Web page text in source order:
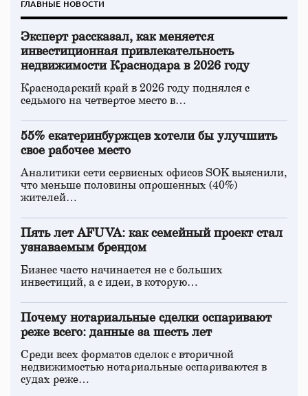
ГЛАВНЫЕ НОВОСТИ
Эксперт рассказал, как меняется
инвестиционная привлекательность
недвижимости Краснодара в 2026 году
Краснодарский край в 2026 году поднялся с
седьмого на четвертое место в…
55% екатеринбуржцев хотели бы улучшить
свое рабочее место
Аналитики сети сервисных офисов SOK выяснили,
что меньше половины опрошенных (40%)
жителей…
Пять лет AFUVA: как семейный проект стал
узнаваемым брендом
Бизнес часто начинается не с больших
инвестиций, а с идеи, в которую…
Почему нотариальные сделки оспаривают
реже всего: данные за шесть лет
Среди всех форматов сделок с вторичной
недвижимостью нотариальные оспариваются в
судах реже…